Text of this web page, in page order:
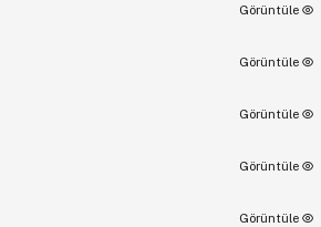
Görüntüle
Görüntüle
Görüntüle
Görüntüle
Görüntüle